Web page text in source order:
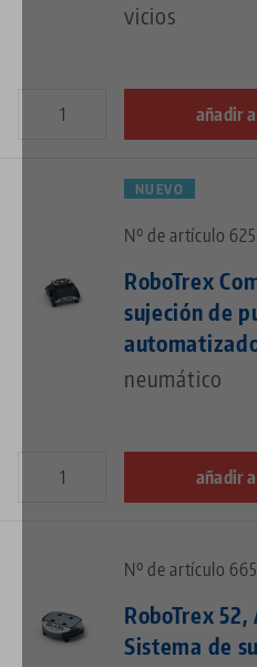
vicios
añadir
NUEVO
Nº de artículo
RoboTrex
sujeción de
neumático
añadir
Nº de artículo
RoboTrex
Sistema de